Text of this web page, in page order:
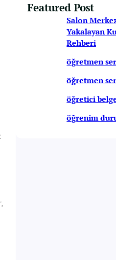
Featured Post
Salon
Yakalayan
Rehberi
öğretmen
öğretmen
öğretici
öğrenim